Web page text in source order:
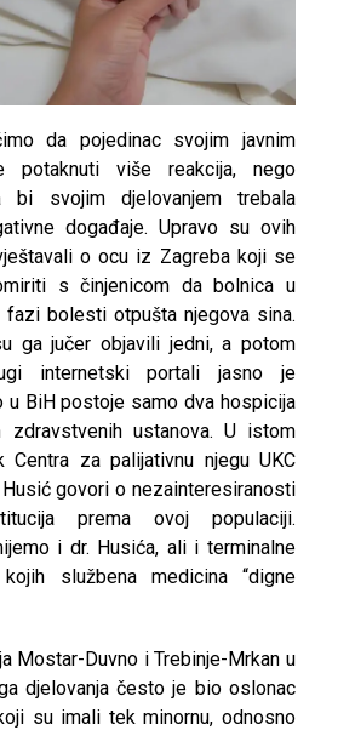
da pojedinac svojim javnim
potaknuti više reakcija, nego
bi svojim djelovanjem trebala
događaje. Upravo su ovih
o ocu iz Zagreba koji se
s činjenicom da bolnica u
fazi bolesti otpušta njegova sina.
ga jučer objavili jedni, a potom
internetski portali jasno je
u BiH postoje samo dva hospicija
zdravstvenih ustanova. U istom
Centra za palijativnu njegu UKC
Husić govori o nezainteresiranosti
prema ovoj populaciji.
i dr. Husića, ali i terminalne
službena medicina “digne
Mostar-Duvno i Trebinje-Mrkan u
djelovanja često je bio oslonac
su imali tek minornu, odnosno